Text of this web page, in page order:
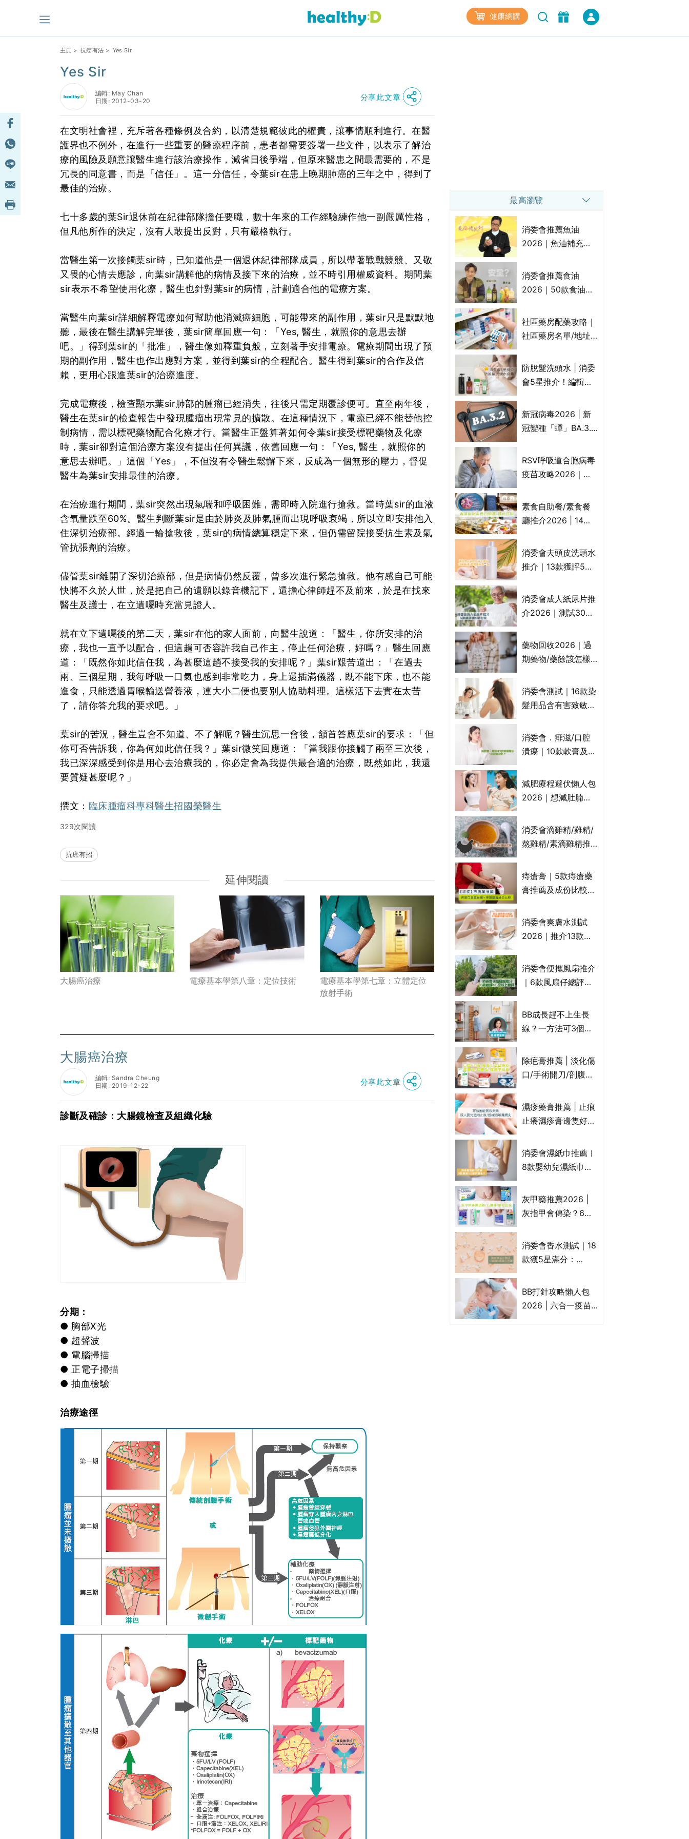
健康網購
主頁 > 抗癌有法 > Yes Sir
Yes Sir
編輯: May Chan
日期: 2012-03-20
分享此文章
在文明社會裡，充斥著各種條例及合約，以清楚規範彼此的權責，讓事情順利進行。在醫
護界也不例外，在進行一些重要的醫療程序前，患者都需要簽署一些文件，以表示了解治
療的風險及願意讓醫生進行該治療操作，減省日後爭端，但原來醫患之間最需要的，不是
冗長的同意書，而是「信任」。這一分信任，令葉sir在患上晚期肺癌的三年之中，得到了
最佳的治療。
七十多歲的葉Sir退休前在紀律部隊擔任要職，數十年來的工作經驗練作他一副嚴厲性格，
但凡他所作的決定，沒有人敢提出反對，只有嚴格執行。
當醫生第一次接觸葉sir時，已知道他是一個退休紀律部隊成員，所以帶著戰戰競競、又敬
又畏的心情去應診，向葉sir講解他的病情及接下來的治療，並不時引用權威資料。期間葉
sir表示不希望使用化療，醫生也針對葉sir的病情，計劃適合他的電療方案。
當醫生向葉sir詳細解釋電療如何幫助他消滅癌細胞，可能帶來的副作用，葉sir只是默默地
聽，最後在醫生講解完畢後，葉sir簡單回應一句：「Yes, 醫生，就照你的意思去辦
吧。」得到葉sir的「批准」，醫生像如釋重負般，立刻著手安排電療。電療期間出現了預
期的副作用，醫生也作出應對方案，並得到葉sir的全程配合。醫生得到葉sir的合作及信
賴，更用心跟進葉sir的治療進度。
完成電療後，檢查顯示葉sir肺部的腫瘤已經消失，往後只需定期覆診便可。直至兩年後，
醫生在葉sir的檢查報告中發現腫瘤出現常見的擴散。在這種情況下，電療已經不能替他控
制病情，需以標靶藥物配合化療才行。當醫生正盤算著如何令葉sir接受標靶藥物及化療
時，葉sir卻對這個治療方案沒有提出任何異議，依舊回應一句：「Yes, 醫生，就照你的
意思去辦吧。」這個「Yes」，不但沒有令醫生鬆懈下來，反成為一個無形的壓力，督促
醫生為葉sir安排最佳的治療。
在治療進行期間，葉sir突然出現氣喘和呼吸困難，需即時入院進行搶救。當時葉sir的血液
含氧量跌至60%。醫生判斷葉sir是由於肺炎及肺氣腫而出現呼吸衰竭，所以立即安排他入
住深切治療部。經過一輪搶救後，葉sir的病情總算穩定下來，但仍需留院接受抗生素及氣
管抗張劑的治療。
儘管葉sir離開了深切治療部，但是病情仍然反覆，曾多次進行緊急搶救。他有感自己可能
快將不久於人世，於是把自己的遺願以錄音機記下，還擔心律師趕不及前來，於是在找來
醫生及護士，在立遺囑時充當見證人。
就在立下遺囑後的第二天，葉sir在他的家人面前，向醫生說道：「醫生，你所安排的治
療，我也一直予以配合，但這趟可否容許我自己作主，停止任何治療，好嗎？」醫生回應
道：「既然你如此信任我，為甚麼這趟不接受我的安排呢？」葉sir艱苦道出：「在過去
兩、三個星期，我每呼吸一口氣也感到非常吃力，身上還插滿儀器，既不能下床，也不能
進食，只能透過胃喉輸送營養液，連大小二便也要別人協助料理。這樣活下去實在太苦
了，請你答允我的要求吧。」
葉sir的苦況，醫生豈會不知道、不了解呢？醫生沉思一會後，頷首答應葉sir的要求：「但
你可否告訴我，你為何如此信任我？」葉sir微笑回應道：「當我跟你接觸了兩至三次後，
我已深深感受到你是用心去治療我的，你必定會為我提供最合適的治療，既然如此，我還
要質疑甚麼呢？」
撰文： 臨床腫瘤科專科醫生招國榮醫生
329次閱讀
抗癌有招
延伸閱讀
大腸癌治療 電療基本學第八章：定位技術
電療基本學第七章：立體定位
放射手術
大腸癌治療
編輯: Sandra Cheung
日期: 2019-12-22
分享此文章
診斷及確診：大腸鏡檢查及組織化驗
分期：
● 胸部X光
● 超聲波
● 電腦掃描
● 正電子掃描
● 抽血檢驗
治療途徑
最高瀏覽
消委會推薦魚油
2026｜魚油補充劑
名單｜附1款國際魚
油標準5星認證 針對
消委會推薦食油
2026｜50款食油評
物｜21款健康煮食油
總評達5星滿分名單
花籽油/花生油等)
社區藥房配藥攻略｜
社區藥房名單/地址/
法一覽表｜社區藥房
是甚麼？可以申請藥
防脫髮洗頭水 | 消委
會5星推介！編輯加
比較：位元堂、呂、
PANTOGAR、純素
新冠病毒2026 | 新
冠變種「蟬」BA.3.2
播、風險與預防方法
一文睇
RSV呼吸道合胞病毒
疫苗攻略2026｜
高危？RSV疫苗價錢
比較、打針後反應處
素食自助餐/素食餐
廳推介2026 | 14間
中式/印度/東南亞/港
式/Fusion素食齋菜
消委會去頭皮洗頭水
推介｜13款獲評5星
KLORANE、沙宣、
呂、LUX等上榜｜4
消委會成人紙尿片推
介2026｜測試30款
滲墊防漏表現/回滲/
化學物質檢測等｜5
藥物回收2026｜過
期藥物/藥餘該怎樣
地點一覽｜屈臣氏、
萬寧、首衛、綠領行
消委會測試｜16款染
髮用品含有害致敏物
介!50惠、Return回
本、Furnte、Rerise
消委會．痱滋/口腔
潰瘍｜10款軟膏及啫
屬處方藥物？有哪些
受關注成分？｜必知
減肥療程避伏懶人包
2026｜想減肚腩但
VS不良黑店5大手法
對比｜SLIMTONE減
消委會滴雞精/雞精/
熬雞精/素滴雞精推
款含致癌物 9款總評
達5星滿分名單 屈臣
痔瘡膏｜5款痔瘡藥
膏推薦及成份比較
有效紓緩痔瘡疼痛痕
癢｜附痔瘡成因及病
消委會爽膚水測試
2026｜推介13款總
Cetaphil、The
Ordinary、
消委會便攜風扇推介
｜6款風扇仔總評達
品 MUJI、
Francfranc、
BB成長趕不上生長
線？一方法可3個月
懂得把握1歲起「長
高黃金期」
除疤膏推薦 | 淡化傷
口/手術開刀/剖腹生
藥膏/除疤筆/除疤貼
比較（消委會教揀選
濕疹藥膏推薦 | 止痕
止癢濕疹膏邊隻好？
膏/濕疹膏 嬰兒BB濕
疹皮膚適用！紓緩防
一覽)
消委會濕紙巾推薦︱
8款嬰幼兒濕紙巾獲
屈臣氏watsons、強
生Johnson's等｜測
灰甲藥推薦2026 |
灰指甲會傳染？6款
膏/抗甲癬油劑的功
效/價格比較：羅霉
消委會香水測試｜18
款獲5星滿分：
ARMANI、Marks &
Spencer、CHANEL
BB打針攻略懶人包
2026 | 六合一疫苗